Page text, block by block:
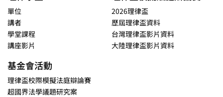
單位
講者
學堂課程
講座影片
2026理律盃
歷屆理律盃資料
台灣理律盃影片資料
大陸理律盃影片資料
基金會活動
理律盃校際模擬法庭辯論賽
超國界法學議題研究案